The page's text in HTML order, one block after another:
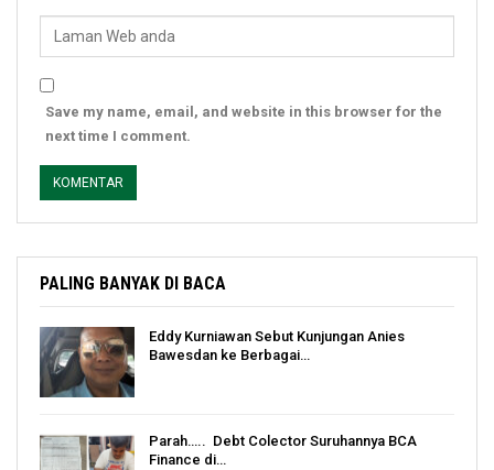
Save my name, email, and website in this browser for the
next time I comment.
PALING BANYAK DI BACA
Eddy Kurniawan Sebut Kunjungan Anies
Bawesdan ke Berbagai…
Parah….. Debt Colector Suruhannya BCA
Finance di…